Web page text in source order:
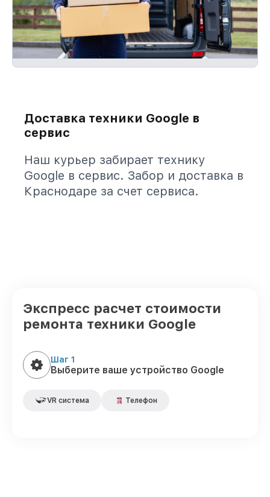
Доставка техники Google в
сервис
Наш курьер забирает технику
Google в сервис. Забор и доставка в
Краснодаре за счет сервиса.
Экспресс расчет стоимости
ремонта техники Google
Шаг 1
Выберите ваше устройство Google
VR система Телефон